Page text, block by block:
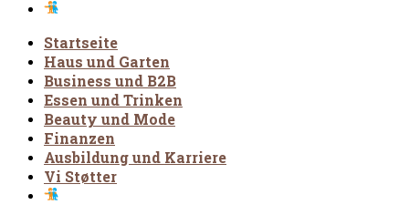
Startseite
Haus und Garten
Business und B2B
Essen und Trinken
Beauty und Mode
Finanzen
Ausbildung und Karriere
Vi Støtter